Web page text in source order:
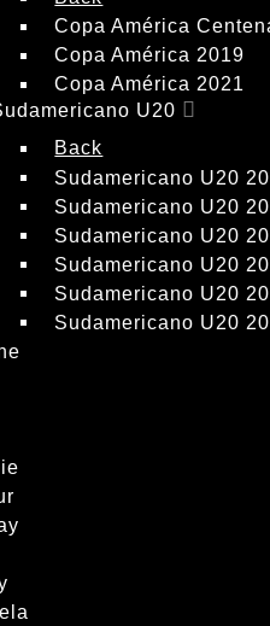
Copa América
Copa América 2019
Copa América 2021
U20
Back
Sudamericano U20
Sudamericano U20
Sudamericano U20
Sudamericano U20
Sudamericano U20
Sudamericano U20